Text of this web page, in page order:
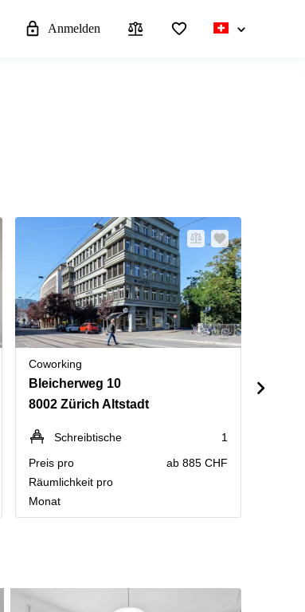
Anmelden
Coworking
Bleicherweg 10
8002 Zürich Altstadt
Schreibtische
1
Preis pro
Räumlichkeit pro
Monat
ab 885 CHF